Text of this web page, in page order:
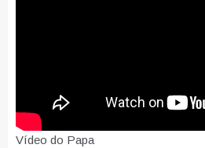
Vídeo do Papa